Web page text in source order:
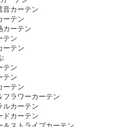
音カーテン
ーテン
カーテン
テン
ーテン
テン
テン
ーテン
フラワーカーテン
ルカーテン
ドカーテン